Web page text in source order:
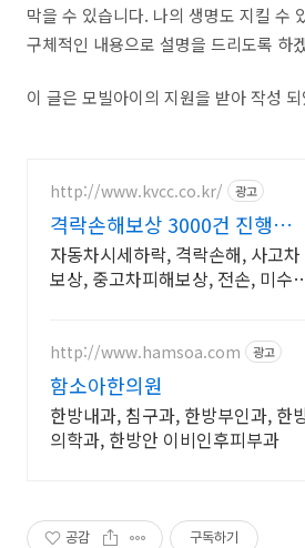
막을 수 있습니다. 나의 생명도 지킬 수
구체적인 내용으로 설명을 드리도록 하
이 글은 모빌아이의 지원을 받아 작성
http://www.kvcc.co.kr/ 광고
격락손해보상 3000건 진행
MBC불만제로 모법업체 선정
자동차시세하락, 격락손해, 사고차
보상, 중고차피해보상, 전손, 미수
http://www.hamsoa.com 광고
함소아한의원
한방내과, 침구과, 한방부인과, 한
의학과, 한방안 이비인후피부과
공감 구독하기